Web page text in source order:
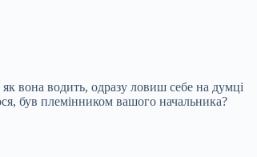
вона водить, одразу ловиш себе на думці
був племінником вашого начальника?